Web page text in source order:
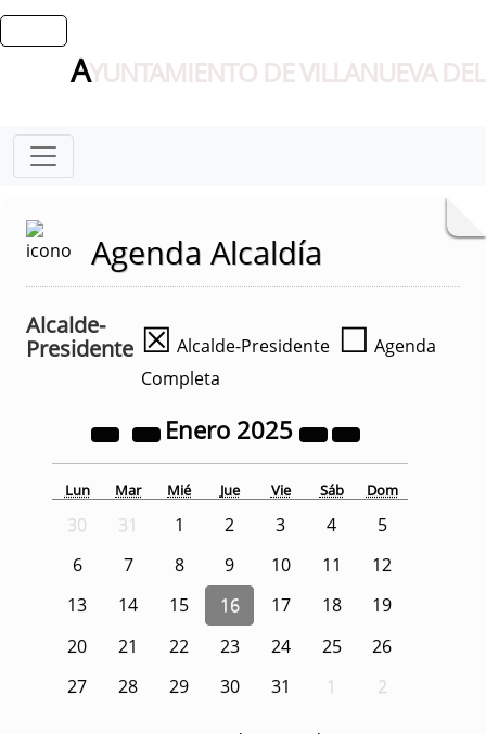
AYUNTAMIENTO DE VILLANUEVA
Agenda Alcaldía
Alcalde-
Presidente ☒ Alcalde-Presidente ☐ Agenda
Completa
Enero 2025
Lun Mar Mié Jue Vie Sáb Dom
30 31 1 2 3 4
5
6
7 8 9 10 11
12
13
14 15 16 17 18
19
20
21 22 23 24 25
26
27
28 29 30 31 1 2